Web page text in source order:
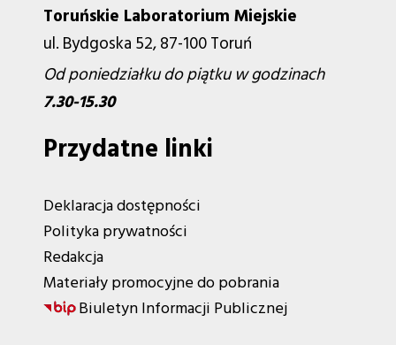
Toruńskie Laboratorium Miejskie
ul. Bydgoska 52, 87-100 Toruń
Od poniedziałku do piątku w godzinach
7.30-15.30
Przydatne linki
Deklaracja dostępności
Polityka prywatności
Redakcja
Materiały promocyjne do pobrania
Biuletyn Informacji Publicznej